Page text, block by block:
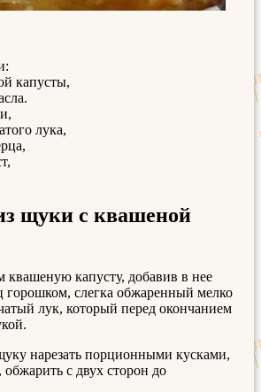
капусты,
лука,
щуки с квашеной
квашеную капусту, добавив в нее
горошком, слегка обжаренный мелко
лук, который перед окончанием
нарезать порционными кусками,
с двух сторон до